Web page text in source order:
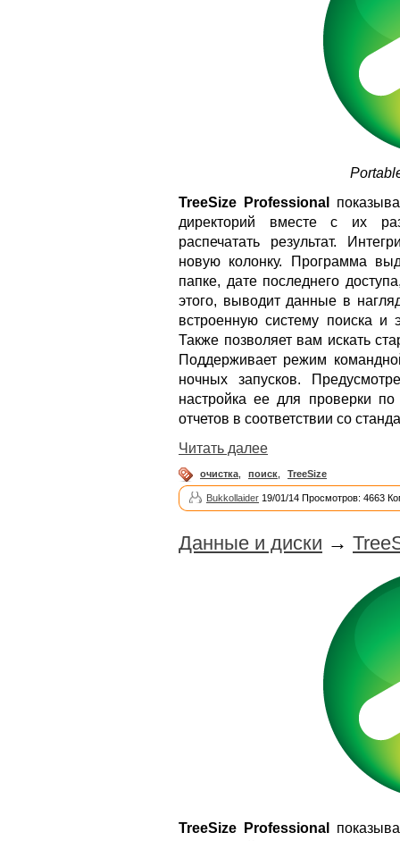
TreeSize Professional
директорий вместе с их
распечатать результат.
новую колонку. Программа
папке, дате последнего
этого, выводит данные в
встроенную систему поиска и
Также позволяет вам искать
Поддерживает режим
ночных запусков.
настройка ее для проверки
отчетов в соответствии со
Читать далее
очистка поиск TreeSize
Bukkollaider 19/01/14 Просмотров: 4663
Данные и диски →
TreeSize Professional